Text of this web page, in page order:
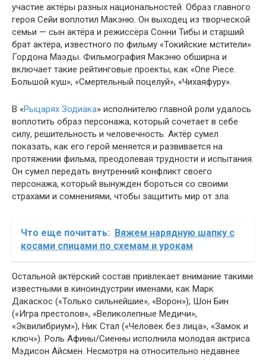
участие актёры разных национальностей. Образ главного
героя Сейи воплотил Макэню. Он выходец из творческой
семьи — сын актёра и режиссёра Сонни Тибы и старший
брат актёра, известного по фильму «Токийские мстители»
Гордона Маэды. Фильмография Макэню обширна и
включает такие рейтинговые проекты, как «One Piece.
Большой куш», «Смертельный поцелуй», «Чихаяфуру».
В «Рыцарях Зодиака» исполнителю главной роли удалось
воплотить образ персонажа, который сочетает в себе
силу, решительность и человечность. Актёр сумел
показать, как его герой меняется и развивается на
протяжении фильма, преодолевая трудности и испытания.
Он сумел передать внутренний конфликт своего
персонажа, который вынужден бороться со своими
страхами и сомнениями, чтобы защитить мир от зла.
Что еще почитать: Вяжем нарядную шапку с
косами спицами по схемам и урокам
Остальной актёрский состав привлекает внимание такими
известными в киноиндустрии именами, как Марк
Дакаскос («Только сильнейшие», «Ворон»), Шон Бин
(«Игра престолов», «Великолепные Медичи»,
«Эквилибриум»), Ник Стал («Человек без лица», «Замок и
ключ»). Роль Афины/Сиенны исполнила молодая актриса
Мэдисон Айсмен. Несмотря на относительно недавнее